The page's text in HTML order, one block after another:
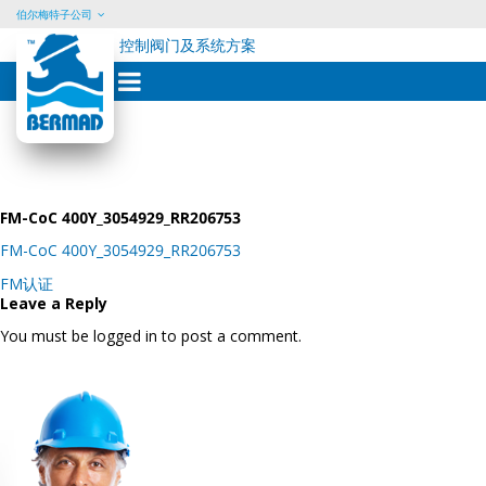
Skip
content
伯尔梅特子公司
控制阀门及系统方案
FM-CoC 400Y_3054929_RR206753
FM-CoC 400Y_3054929_RR206753
Post
navigation
FM认证
Leave a Reply
You must be logged in to post a comment.